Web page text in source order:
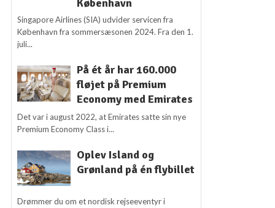
København
Singapore Airlines (SIA) udvider servicen fra
København fra sommersæsonen 2024. Fra den 1.
juli...
På ét år har 160.000
fløjet på Premium
Economy med Emirates
Det var i august 2022, at Emirates satte sin nye
Premium Economy Class i...
Oplev Island og
Grønland på én flybillet
Drømmer du om et nordisk rejseeventyr i